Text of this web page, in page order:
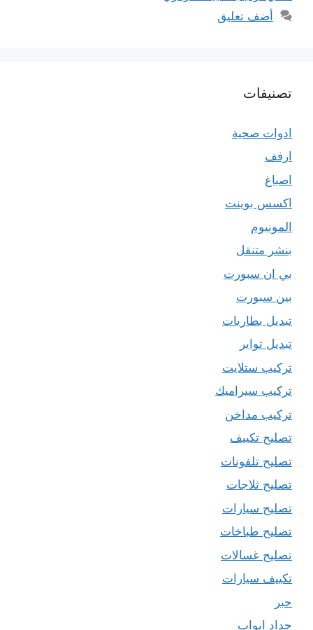
أضف تعليق
تصنيفات
ادوات صحية
ارفف
اصباغ
اكسس بوينت
المونيوم
بنشر متنقل
بي ان سبورت
بين سبورت
تبديل بطاريات
تبديل تواير
تركيب ستلايت
تركيب سيراميك
تركيب مداخن
تصليح تكييف
تصليح تلفونات
تصليح ثلاجات
تصليح سيارات
تصليح طباخات
تصليح غسالات
تكييف سيارات
حبر
حداد ابواب